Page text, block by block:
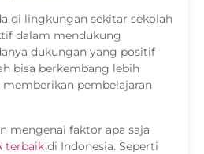
di lingkungan sekitar sekolah
dalam mendukung
dukungan yang positif
bisa berkembang lebih
pembelajaran
mengenai faktor apa saja
terbaik di Indonesia. Seperti